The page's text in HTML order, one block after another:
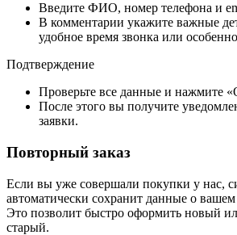
Введите ФИО, номер телефона и
В комментарии укажите важные
удобное время звонка или
Подтверждение
Проверьте все данные и нажмите
После этого вы получите
заявки.
Повторный заказ
Если вы уже совершали покупки у нас,
автоматически сохранит данные о
Это позволит быстро оформить новый
старый.